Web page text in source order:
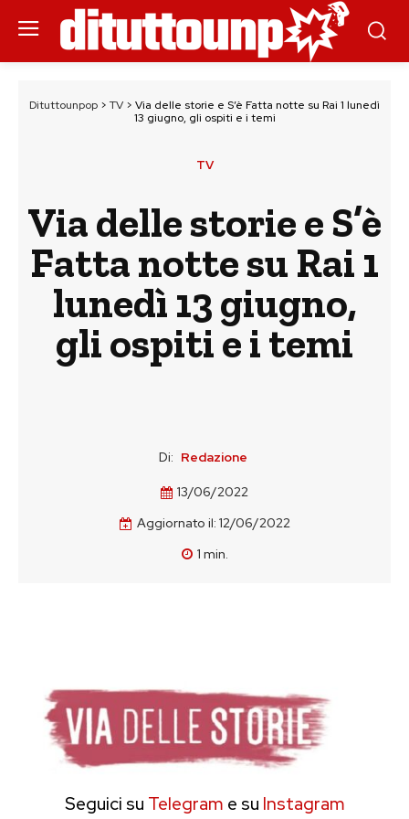
Dituttounpop > TV > Via delle storie e S’è Fatta notte su Rai 1 lunedì
13 giugno, gli ospiti e i temi
TV
Via delle storie e S’è
Fatta notte su Rai 1
lunedì 13 giugno,
gli ospiti e i temi
Di: Redazione
13/06/2022
Aggiornato il: 12/06/2022
1 min.
Seguici su Telegram e su Instagram